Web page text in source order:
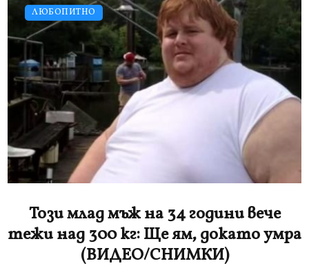
ЛЮБОПИТНО
Този млад мъж на 34 години вече
тежи над 300 кг: Ще ям, докато умра
(ВИДЕО/СНИМКИ)